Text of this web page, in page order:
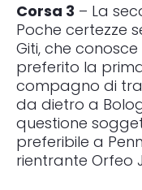
Corsa 3 – La
Poche certezze
Giti, che
preferito la
compagno di
da dietro a
questione
preferibile a
rientrante Orfeo